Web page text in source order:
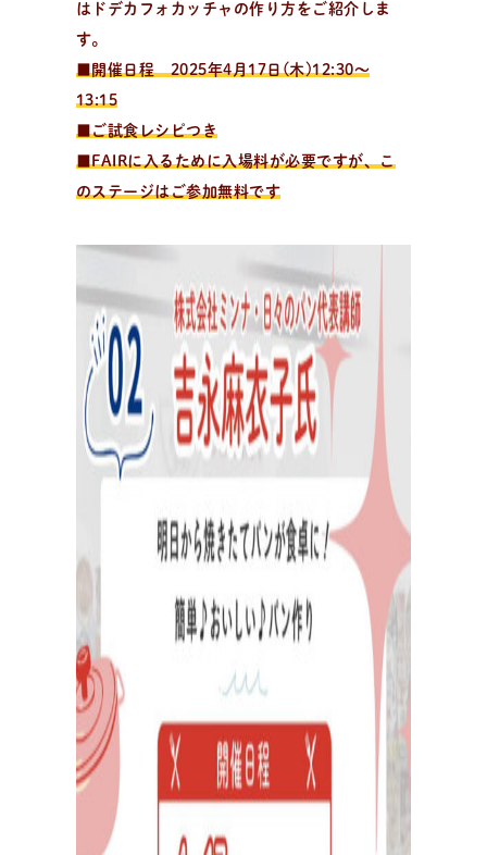
報
企業様とコラボ案件など
企業様とコラボ案件、飲食店様向けレシピ提供、就労支
援施設様向け 防災パンなどの活動状況。企業様向けダウ
はドデカフォカッチャの作り方をご紹介しま
す。
■開催日程 2025年4月17日(木)12:30〜
13:15
■ご試食レシピつき
■FAIRに入るために入場料が必要ですが、こ
のステージはご参加無料です